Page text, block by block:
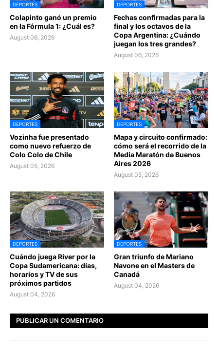
DEPORTES
Colapinto ganó un premio
en la Fórmula 1: ¿Cuál es?
August 06, 2026
DEPORTES
Fechas confirmadas para la
final y los octavos de la
Copa Argentina: ¿Cuándo
juegan los tres grandes?
August 06, 2026
DEPORTES
Vozinha fue presentado
como nuevo refuerzo de
Colo Colo de Chile
August 05, 2026
DEPORTES
Mapa y circuito confirmado:
cómo será el recorrido de la
Media Maratón de Buenos
Aires 2026
August 05, 2026
DEPORTES
Cuándo juega River por la
Copa Sudamericana: días,
horarios y TV de sus
próximos partidos
August 04, 2026
DEPORTES
Gran triunfo de Mariano
Navone en el Masters de
Canadá
August 04, 2026
PUBLICAR UN COMENTARIO